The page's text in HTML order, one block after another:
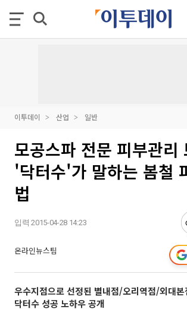
이투데이 산업 일반
모공스파 전문 피부관리
'닥터수'가 말하는 봄철
법
입력 2015-04-28 14:23
온라인뉴스팀
우수지점으로 선정된 별내점/오리역점/외대
닥터수 성공 노하우 공개